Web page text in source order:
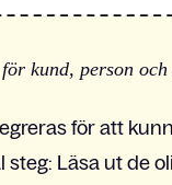
kund, person och
för att
Läsa ut de